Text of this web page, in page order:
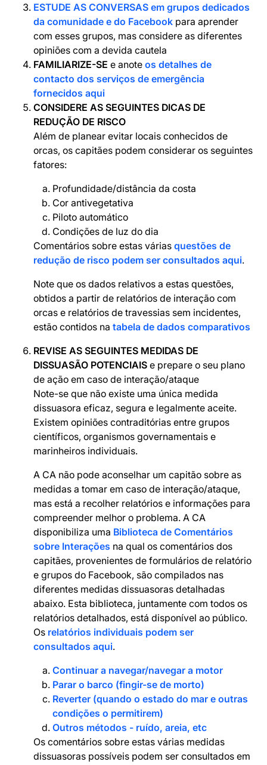
ESTUDE AS CONVERSAS em grupos dedicados
da comunidade e do Facebook para aprender
com esses grupos, mas considere as diferentes
opiniões com a devida cautela
FAMILIARIZE-SE e anote os detalhes de
contacto dos serviços de emergência
fornecidos aqui
CONSIDERE AS SEGUINTES DICAS DE
REDUÇÃO DE RISCO
Além de planear evitar locais conhecidos de
orcas, os capitães podem considerar os seguintes
fatores:
Profundidade/distância da costa
Cor antivegetativa
Piloto automático
Condições de luz do dia
Comentários sobre estas várias questões de
redução de risco podem ser consultados aqui.
Note que os dados relativos a estas questões,
obtidos a partir de relatórios de interação com
orcas e relatórios de travessias sem incidentes,
estão contidos na tabela de dados comparativos
REVISE AS SEGUINTES MEDIDAS DE
DISSUASÃO POTENCIAIS e prepare o seu plano
de ação em caso de interação/ataque
Note-se que não existe uma única medida
dissuasora eficaz, segura e legalmente aceite.
Existem opiniões contraditórias entre grupos
científicos, organismos governamentais e
marinheiros individuais.
A CA não pode aconselhar um capitão sobre as
medidas a tomar em caso de interação/ataque,
mas está a recolher relatórios e informações para
compreender melhor o problema. A CA
disponibiliza uma Biblioteca de Comentários
sobre Interações na qual os comentários dos
capitães, provenientes de formulários de relatório
e grupos do Facebook, são compilados nas
diferentes medidas dissuasoras detalhadas
abaixo. Esta biblioteca, juntamente com todos os
relatórios detalhados, está disponível ao público.
Os relatórios individuais podem ser
consultados aqui.
Continuar a navegar/navegar a motor
Parar o barco (fingir-se de morto)
Reverter (quando o estado do mar e outras
condições o permitirem)
Outros métodos - ruído, areia, etc
Os comentários sobre estas várias medidas
dissuasoras possíveis podem ser consultados em